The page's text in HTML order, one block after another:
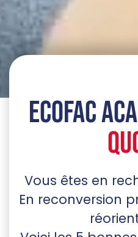
ECOFAC
Vous êtes en
En reconversion